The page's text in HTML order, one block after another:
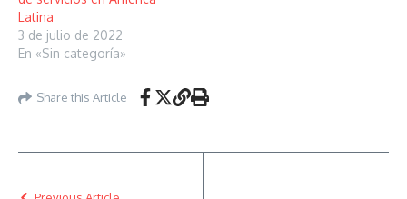
Latina
3 de julio de 2022
En «Sin categoría»
Share this Article